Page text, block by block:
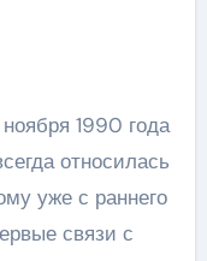
1990 года
относилась
уже с раннего
связи с